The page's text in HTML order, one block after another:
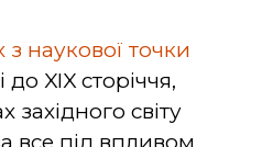
з наукової точки
і до XIX сторіччя,
західного світу
все під впливом